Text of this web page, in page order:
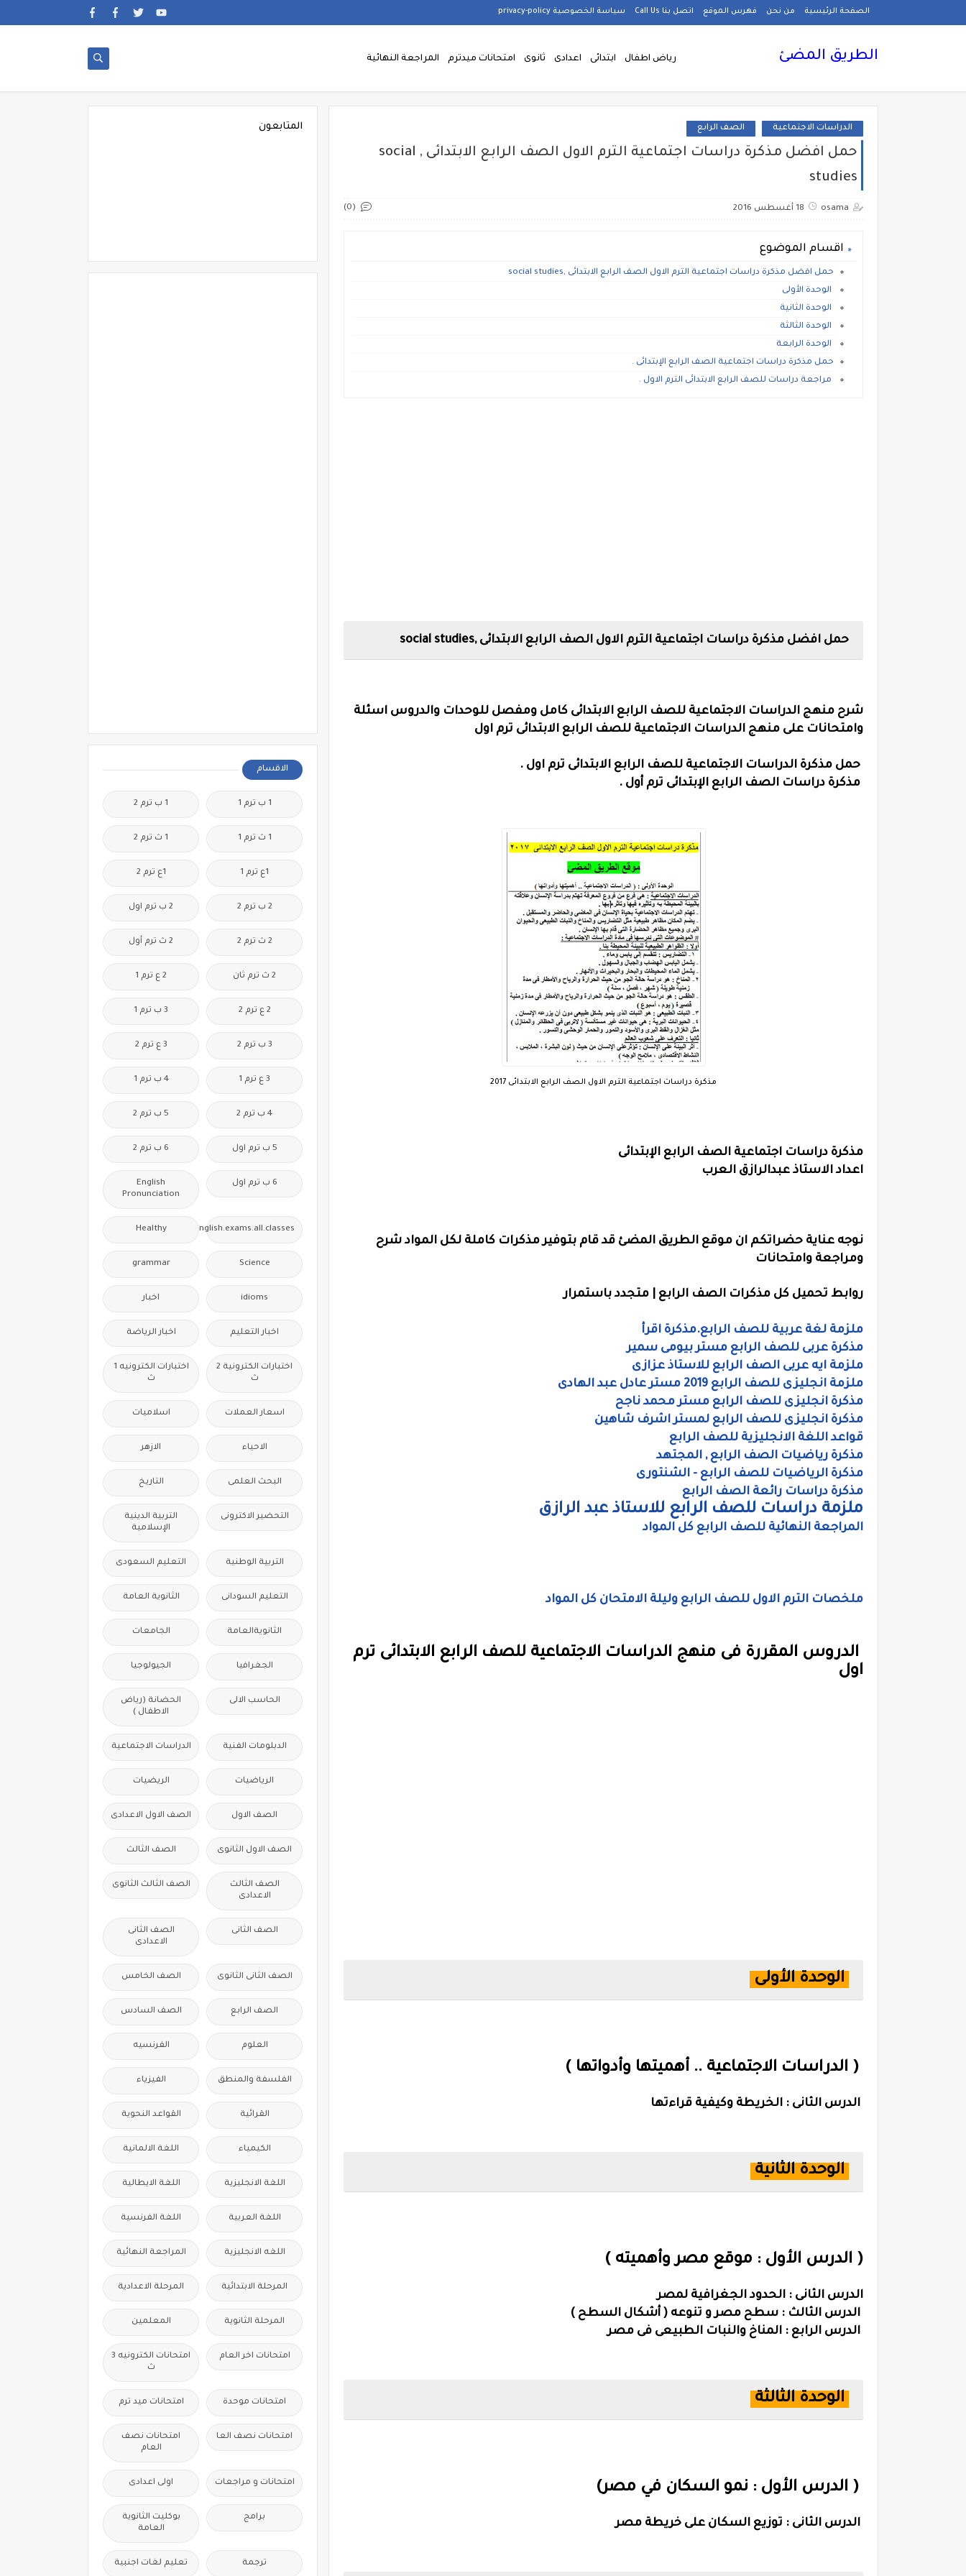
الصفحة الرئيسية من نحن فهرس الموقع اتصل بنا Call Us سياسة الخصوصية privacy-policy
الطريق المضئ رياض اطفال ابتدائى اعدادى ثانوى امتحانات ميدترم المراجعة النهائية
الدراسات الاجتماعية الصف الرابع
حمل افضل مذكرة دراسات اجتماعية الترم الاول الصف الرابع الابتدائى , social
studies
osama 18 أغسطس 2016 (0)
اقسام الموضوع
حمل افضل مذكرة دراسات اجتماعية الترم الاول الصف الرابع الابتدائى ,social studies
الوحدة الأولى
الوحدة الثانية
الوحدة الثالثة
الوحدة الرابعة
حمل مذكرة دراسات اجتماعية الصف الرابع الإبتدائى .
مراجعة دراسات للصف الرابع الابتدائى الترم الاول .
حمل افضل مذكرة دراسات اجتماعية الترم الاول الصف الرابع الابتدائى ,social studies
شرح منهج الدراسات الاجتماعية للصف الرابع الابتدائى كامل ومفصل للوحدات والدروس اسئلة
وامتحانات على منهج الدراسات الاجتماعية للصف الرابع الابتدائى ترم اول
حمل مذكرة الدراسات الاجتماعية للصف الرابع الابتدائى ترم اول .
مذكرة دراسات الصف الرابع الإبتدائى ترم أول .
مذكرة دراسات اجتماعية الترم الاول الصف الرابع الابتدائى 2017
مذكرة دراسات اجتماعية الصف الرابع الإبتدائى
اعداد الاستاذ عبدالرازق العرب
نوجه عناية حضراتكم ان موقع الطريق المضئ قد قام بتوفير مذكرات كاملة لكل المواد شرح
ومراجعة وامتحانات
روابط تحميل كل مذكرات الصف الرابع | متجدد باستمرار
ملزمة لغة عربية للصف الرابع.مذكرة اقرأ
مذكرة عربى للصف الرابع مستر بيومى سمير
ملزمة ايه عربى الصف الرابع للاستاذ عزازى
ملزمة انجليزى للصف الرابع 2019 مستر عادل عبد الهادى
مذكرة انجليزى للصف الرابع مستر محمد ناجح
مذكرة انجليزى للصف الرابع لمستر اشرف شاهين
قواعد اللغة الانجليزية للصف الرابع
مذكرة رياضيات الصف الرابع , المجتهد
مذكرة الرياضيات للصف الرابع - الشنتورى
مذكرة دراسات رائعة الصف الرابع
ملزمة دراسات للصف الرابع للاستاذ عبد الرازق
المراجعة النهائية للصف الرابع كل المواد
ملخصات الترم الاول للصف الرابع وليلة الامتحان كل المواد
الدروس المقررة فى منهج الدراسات الاجتماعية للصف الرابع الابتدائى ترم
اول
الوحدة الأولى
( الدراسات الاجتماعية .. أهميتها وأدواتها )
الدرس الثانى : الخريطة وكيفية قراءتها
الوحدة الثانية
( الدرس الأول : موقع مصر وأهميته )
الدرس الثانى : الحدود الجغرافية لمصر
الدرس الثالث : سطح مصر و تنوعه ( أشكال السطح )
الدرس الرابع : المناخ والنبات الطبيعى فى مصر
الوحدة الثالثة
( الدرس الأول : نمو السكان في مصر)
الدرس الثانى : توزيع السكان على خريطة مصر
المتابعون
الاقسام
1 ب ترم 1 1 ب ترم 2
1 ث ترم 1 1 ث ترم 2
1ع ترم 1 1ع ترم 2
2 ب ترم 2 2 ب ترم اول
2 ث ترم 2 2 ث ترم أول
2 ث ترم ثان 2 ع ترم 1
2 ع ترم 2 3 ب ترم 1
3 ب ترم 2 3 ع ترم 2
3 ع ترم 1 4 ب ترم 1
4 ب ترم 2 5 ب ترم 2
5 ب ترم اول 6 ب ترم 2
6 ب ترم اول
English
Pronunciation
Free.English.exams.all.classes
Healthy
Science
grammar
idioms اخبار
اخبار التعليم اخبار الرياضة
اختبارات الكترونية 2
ث
اختبارات الكترونيه 1
ث
اسعار العملات اسلاميات
الاحياء الازهر
البحث العلمى التاريخ
التحضير الاكترونى
التربية الدينية
الإسلامية
التربية الوطنية التعليم السعودى
التعليم السودانى الثانوية العامة
الثانويةالعامة الجامعات
الجغرافيا الجيولوجيا
الحاسب الالى
الحضانة (رياض
الاطفال )
الدبلومات الفنية الدراسات الاجتماعية
الرياضيات الريضيات
الصف الاول الصف الاول الاعدادى
الصف الاول الثانوى الصف الثالث
الصف الثالث
الاعدادى
الصف الثالث الثانوى
الصف الثانى
الصف الثانى
الاعدادى
الصف الثانى الثانوى الصف الخامس
الصف الرابع الصف السادس
العلوم الفرنسيه
الفلسفة والمنطق الفيزياء
القرائية القواعد النحوية
الكيمياء اللغة الالمانية
اللغة الانجليزية اللغة الايطالية
اللغة العربية اللغة الفرنسية
اللغه الانجليزية المراجعة النهائية
المرحلة الابتدائية المرحلة الاعدادية
المرحلة الثانوية المعلمين
امتحانات اخر العام
امتحانات الكترونيه 3
ث
امتحانات موحدة امتحانات ميد ترم
امتحانات نصف العا
امتحانات نصف
العام
امتحانات و مراجعات اولى اعدادى
برامج
بوكليت الثانوية
العامة
ترجمة تعليم لغات اجنبية